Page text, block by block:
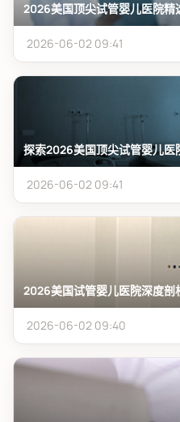
2026美国顶尖试管婴儿医院精
2026-06-02 09:41
探索2026美国顶尖试管婴儿医
2026-06-02 09:41
2026美国试管婴儿医院深度剖
2026-06-02 09:40